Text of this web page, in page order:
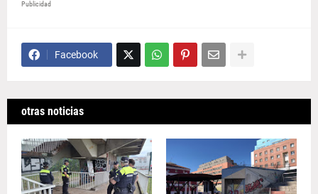
Publicidad
Facebook
otras noticias